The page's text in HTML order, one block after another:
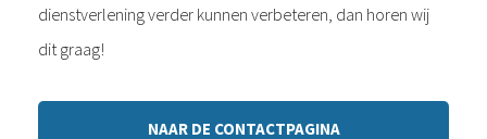
dienstverlening verder kunnen verbeteren, dan horen wij
dit graag!
NAAR DE CONTACTPAGINA